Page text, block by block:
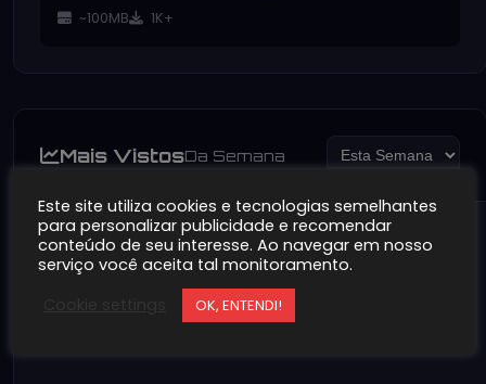
~100MB 1K+
Mais VistosDa Semana
Este site utiliza cookies e tecnologias semelhantes
para personalizar publicidade e recomendar
conteúdo de seu interesse. Ao navegar em nosso
serviço você aceita tal monitoramento.
OK, ENTENDI!